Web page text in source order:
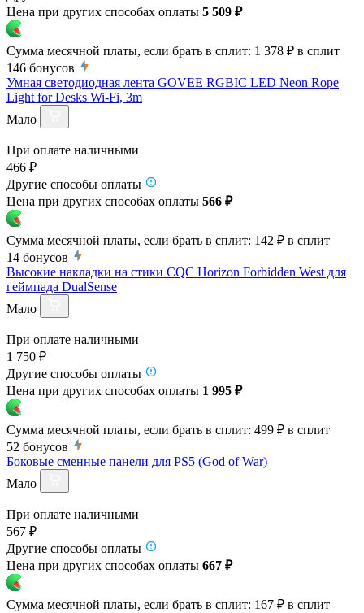
Цена при других способах оплаты 5 509 ₽
Сумма месячной платы, если брать в сплит: 1 378 ₽ в сплит
146 бонусов
Умная светодиодная лента GOVEE RGBIC LED Neon Rope
Light for Desks Wi-Fi, 3m
Мало
При оплате наличными
466 ₽
Другие способы оплаты
Цена при других способах оплаты 566 ₽
Сумма месячной платы, если брать в сплит: 142 ₽ в сплит
14 бонусов
Высокие накладки на стики CQC Horizon Forbidden West для
геймпада DualSense
Мало
При оплате наличными
1 750 ₽
Другие способы оплаты
Цена при других способах оплаты 1 995 ₽
Сумма месячной платы, если брать в сплит: 499 ₽ в сплит
52 бонусов
Боковые сменные панели для PS5 (God of War)
Мало
При оплате наличными
567 ₽
Другие способы оплаты
Цена при других способах оплаты 667 ₽
Сумма месячной платы, если брать в сплит: 167 ₽ в сплит